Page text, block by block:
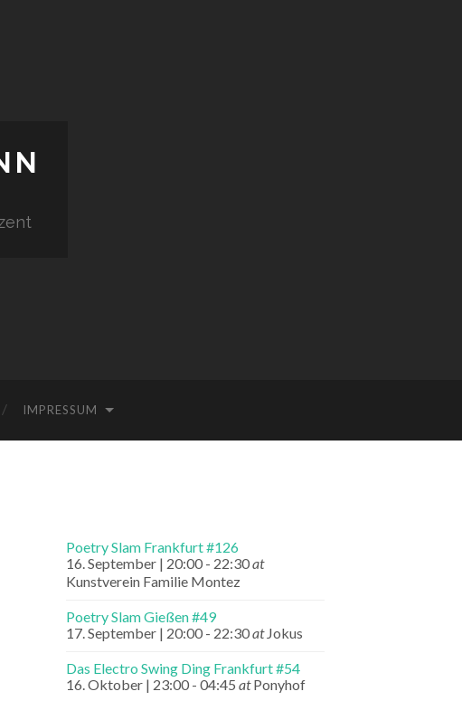
IMPRESSUM
Poetry Slam Frankfurt #126
16. September | 20:00 - 22:30at
Kunstverein Familie Montez
Poetry Slam Gießen #49
17. September | 20:00 - 22:30at Jokus
Das Electro Swing Ding Frankfurt #54
16. Oktober | 23:00 - 04:45 atPonyhof